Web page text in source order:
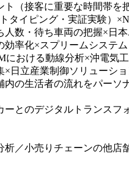
（接客に重要な時間帯を
タイピング・実証実験）
数・待ち車両の把握×日本
率化×スプリームシステム
おける動線分析×沖電気
日立産業制御ソリューショ
の生活者の流れをパー
とのデジタルトランス
／小売りチェーンの他